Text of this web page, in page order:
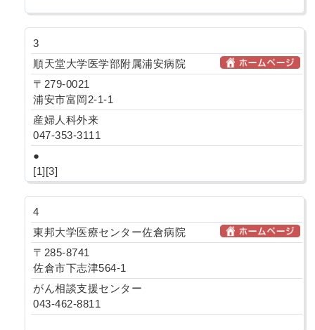
3
順天堂大学医学部附属浦安病院
〒279-0021
浦安市富岡2-1-1
産婦人科外来
047-353-3111
●
[1][3]
4
東邦大学医療センター佐倉病院
〒285-8741
佐倉市下志津564-1
がん相談支援センター
043-462-8811